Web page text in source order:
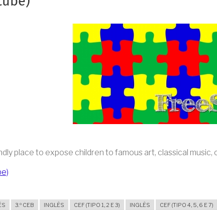
place to expose children to famous art, classical
3.º CEB INGLÊS CEF (TIPO 1, 2 E 3) INGLÊS CEF (TIPO 4, 5, 6 E 7)